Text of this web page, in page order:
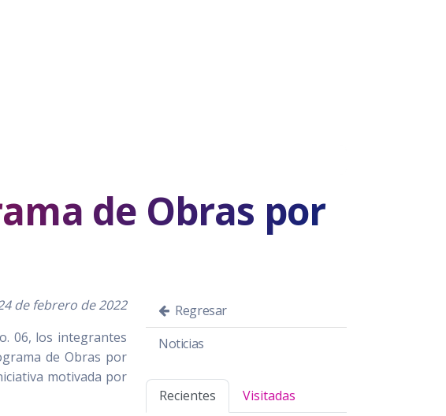
de Obras por
de febrero de 2022
06, los integrantes
de Obras por
motivada por
Regresar
Noticias
Recientes Visitadas